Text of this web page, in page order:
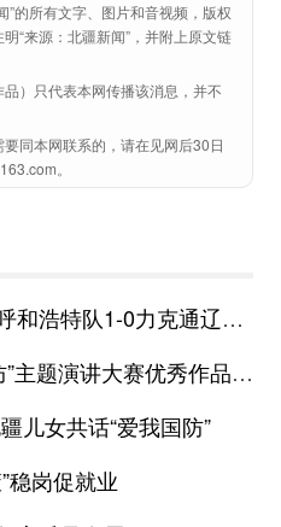
”的所有文字、图片和音视频，版权
“来源：北疆新闻”，并附上原文链
）只代表本网传播该消息，并不
同本网联系的，请在见网后30日
。
克通辽队，问鼎2025蒙超联赛冠军
优秀作品展演暨颁奖礼在呼和浩特举行
儿女共话“爱我国防”
稳岗促就业